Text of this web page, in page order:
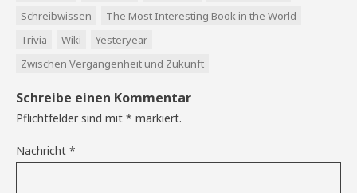
Schreibwissen
The Most Interesting Book in the World
Trivia
Wiki
Yesteryear
Zwischen Vergangenheit und Zukunft
Schreibe einen Kommentar
Pflichtfelder sind mit * markiert.
Nachricht *